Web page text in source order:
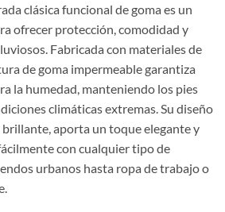
clásica funcional de goma es un
ofrecer protección, comodidad y
Fabricada con materiales de
de goma impermeable garantiza
la humedad, manteniendo los pies
climáticas extremas. Su diseño
brillante, aporta un toque elegante y
con cualquier tipo de
urbanos hasta ropa de trabajo o